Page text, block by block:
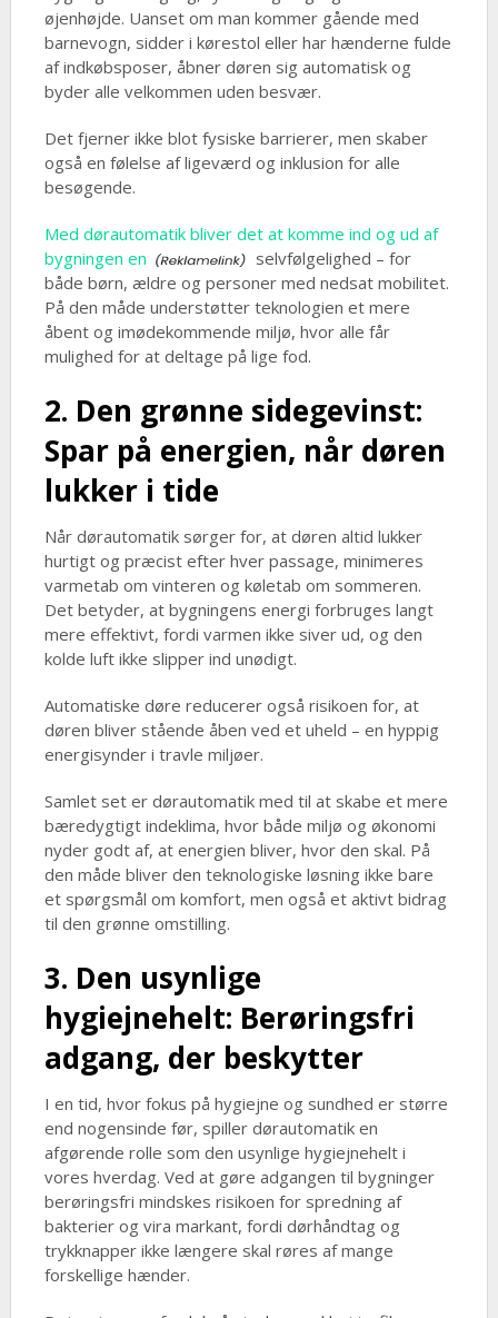
øjenhøjde. Uanset om man kommer gående med
barnevogn, sidder i kørestol eller har hænderne fulde
af indkøbsposer, åbner døren sig automatisk og
byder alle velkommen uden besvær.
Det fjerner ikke blot fysiske barrierer, men skaber
også en følelse af ligeværd og inklusion for alle
besøgende.
Med dørautomatik bliver det at komme ind og ud af
bygningen en
selvfølgelighed – for
både børn, ældre og personer med nedsat mobilitet.
På den måde understøtter teknologien et mere
åbent og imødekommende miljø, hvor alle får
mulighed for at deltage på lige fod.
2. Den grønne sidegevinst:
Spar på energien, når døren
lukker i tide
Når dørautomatik sørger for, at døren altid lukker
hurtigt og præcist efter hver passage, minimeres
varmetab om vinteren og køletab om sommeren.
Det betyder, at bygningens energi forbruges langt
mere effektivt, fordi varmen ikke siver ud, og den
kolde luft ikke slipper ind unødigt.
Automatiske døre reducerer også risikoen for, at
døren bliver stående åben ved et uheld – en hyppig
energisynder i travle miljøer.
Samlet set er dørautomatik med til at skabe et mere
bæredygtigt indeklima, hvor både miljø og økonomi
nyder godt af, at energien bliver, hvor den skal. På
den måde bliver den teknologiske løsning ikke bare
et spørgsmål om komfort, men også et aktivt bidrag
til den grønne omstilling.
3. Den usynlige
hygiejnehelt: Berøringsfri
adgang, der beskytter
I en tid, hvor fokus på hygiejne og sundhed er større
end nogensinde før, spiller dørautomatik en
afgørende rolle som den usynlige hygiejnehelt i
vores hverdag. Ved at gøre adgangen til bygninger
berøringsfri mindskes risikoen for spredning af
bakterier og vira markant, fordi dørhåndtag og
trykknapper ikke længere skal røres af mange
forskellige hænder.